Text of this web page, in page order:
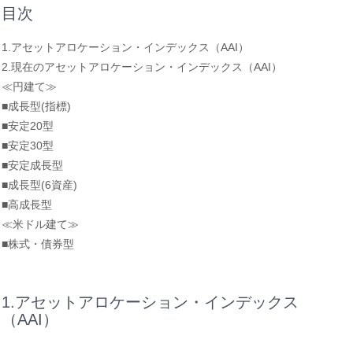
目次
1.アセットアロケーション・インデックス（AAI）
2.現在のアセットアロケーション・インデックス（AAI）
≪円建て≫
■成長型(指標)
■安定20型
■安定30型
■安定成長型
■成長型(6資産)
■高成長型
≪米ドル建て≫
■株式・債券型
1.アセットアロケーション・インデックス
（AAI）